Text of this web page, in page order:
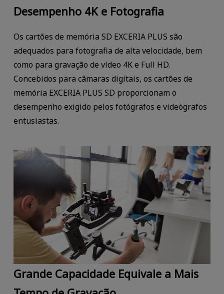
Desempenho 4K e Fotografia
Os cartões de memória SD EXCERIA PLUS são
adequados para fotografia de alta velocidade, bem
como para gravação de vídeo 4K e Full HD.
Concebidos para câmaras digitais, os cartões de
memória EXCERIA PLUS SD proporcionam o
desempenho exigido pelos fotógrafos e videógrafos
entusiastas.
Grande Capacidade Equivale a Mais